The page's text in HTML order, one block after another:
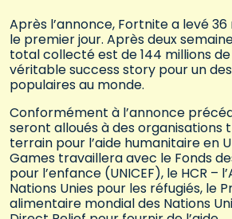
Après l’annonce, Fortnite a levé
le premier jour. Après deux
total collecté est de 144 millions
véritable success story pour un
populaires au monde.
Conformément à l’annonce
seront alloués à des organisations
terrain pour l’aide humanitaire en
Games travaillera avec le Fonds
pour l’enfance (UNICEF), le HCR –
Nations Unies pour les réfugiés, le
alimentaire mondial des Nations